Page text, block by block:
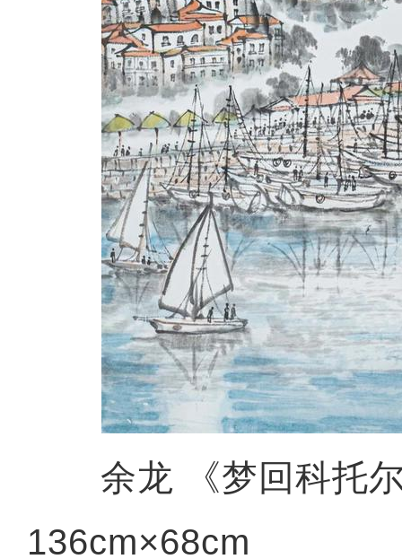
余龙 《梦回科托
136cm×68cm